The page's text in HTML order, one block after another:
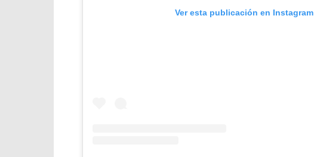
Ver esta publicación en Instagram